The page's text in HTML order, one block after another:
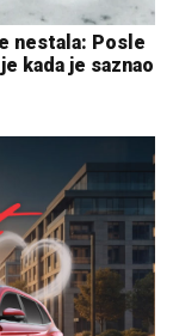
nestala: Posle
kada je saznao